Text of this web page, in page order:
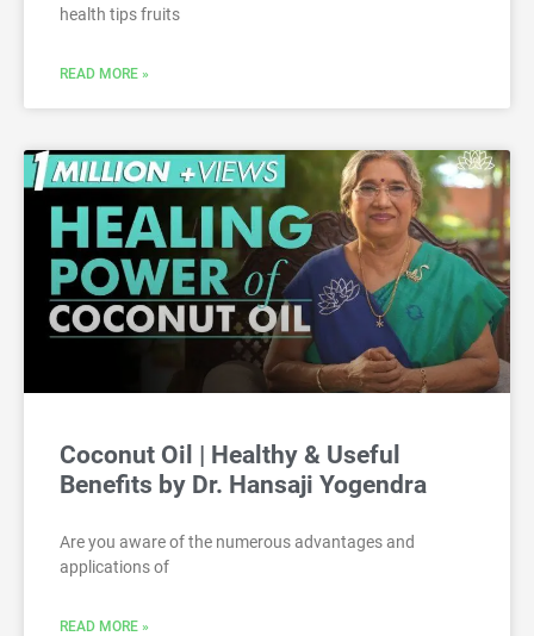
health tips fruits
READ MORE »
Coconut Oil | Healthy & Useful
Benefits by Dr. Hansaji Yogendra
Are you aware of the numerous advantages and
applications of
READ MORE »